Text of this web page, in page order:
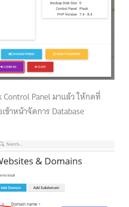
Control Panel มาแล้ว ให้กดที่
ข้าหน้าจัดการ Database